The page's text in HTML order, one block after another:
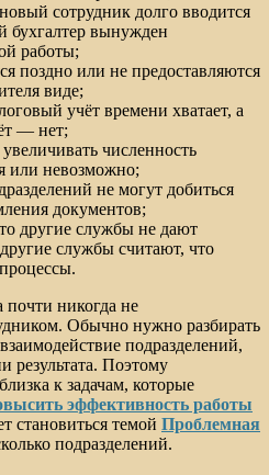
сотрудник долго вводится
бухгалтер вынужден
работы;
поздно или не предоставляются
виде;
учёт времени хватает, а
— нет;
численность
или невозможно;
не могут добиться
документов;
другие службы не дают
службы считают, что
почти никогда не
Обычно нужно разбирать
подразделений,
результата. Поэтому
к задачам, которые
эффективность работы
становиться темой Проблемная
подразделений.